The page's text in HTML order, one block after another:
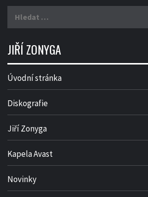
JIŘÍ ZONYGA
Úvodní stránka
Diskografie
Jiří Zonyga
Kapela Avast
Novinky